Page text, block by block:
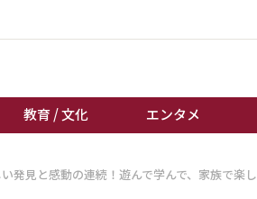
教育 / 文化 エンタメ
経済 / ビジネス
発見と感動の連続！遊んで学んで、家族で楽